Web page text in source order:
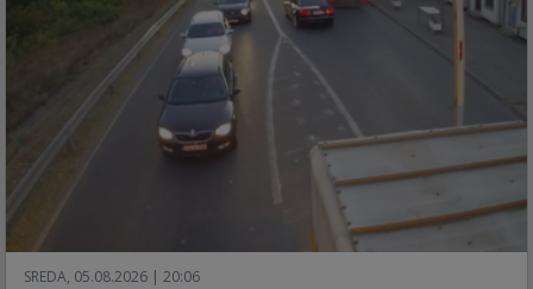
SREDA, 05.08.2026 | 20:06